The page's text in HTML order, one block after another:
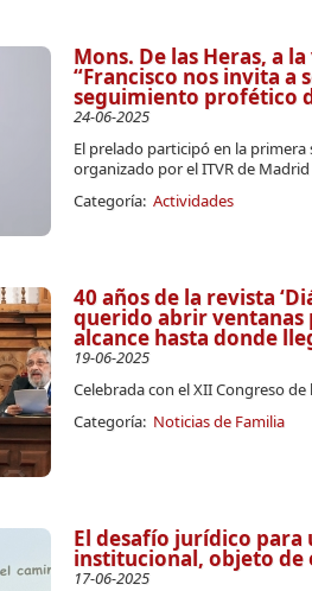
Mons. De las Heras, a
“Francisco nos invita a
seguimiento profético
24-06-2025
El prelado participó en la primera
organizado por el ITVR de Madrid
Categoría: Actividades
40 años de la revista
querido abrir ventanas
alcance hasta donde
19-06-2025
Celebrada con el XII Congreso
Categoría: Noticias de Familia
El desafío jurídico
institucional, objeto de
17-06-2025